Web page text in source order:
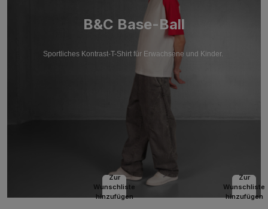
B&C Base-Ball
Sportliches Kontrast-T-Shirt für Erwachsene und Kinder.
Zur
Wunschliste
hinzufügen
Zur
Wunschliste
hinzufügen